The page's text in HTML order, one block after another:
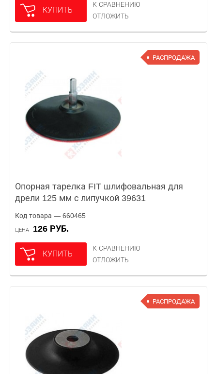
КУПИТЬ
К СРАВНЕНИЮ
ОТЛОЖИТЬ
РАСПРОДАЖА
Опорная тарелка FIT шлифовальная для
дрели 125 мм с липучкой 39631
Код товара — 660465
ЦЕНА 126 РУБ.
КУПИТЬ
К СРАВНЕНИЮ
ОТЛОЖИТЬ
РАСПРОДАЖА